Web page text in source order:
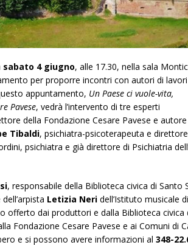
sabato 4 giugno, alle 17.30, nella sala
per proporre incontri con autori di lavori
appuntamento, Un Paese ci vuole-vita,
Pavese, vedrà l’intervento di tre esperti
della Fondazione Cesare Pavese e
Tibaldi, psichiatra-psicoterapeuta e
psichiatra e già direttore di Psichiatria
, responsabile della Biblioteca civica di Santo
Letizia Neri dell’Istituto musicale
offerto dai produttori e dalla Biblioteca civica
Fondazione Cesare Pavese e ai Comuni di
e si possono avere informazioni al 348-